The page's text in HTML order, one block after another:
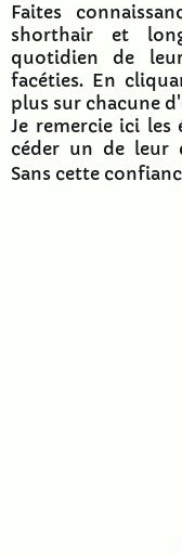
Faites
shorthair et
quotidien de
facéties. En
plus sur chacune
Je remercie ici les
céder un de leur
Sans cette